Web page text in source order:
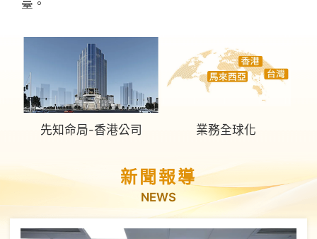
臺。
先知命局-香港公司 業務全球化
新聞報導
NEWS